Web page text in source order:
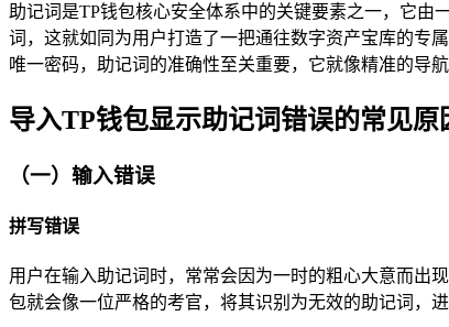
助记词是TP钱包核心安全体系中的关键要素之一，它
词，这就如同为用户打造了一把通往数字资产宝库的专
唯一密码，助记词的准确性至关重要，它就像精准的导
导入TP钱包显示助记词错误的常见原
（一）输入错误
拼写错误
用户在输入助记词时，常常会因为一时的粗心大意而出
包就会像一位严格的考官，将其识别为无效的助记词，